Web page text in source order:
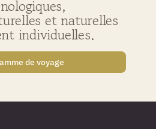
et naturelles
individuelles.
de voyage